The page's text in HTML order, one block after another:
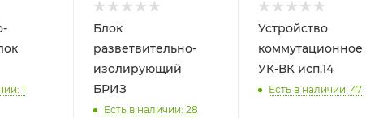
1
Блок
разветвительно-
изолирующий
БРИЗ
Есть в наличии: 28
Устройство
коммутационное
УК-ВК исп.14
Есть в наличии: 47